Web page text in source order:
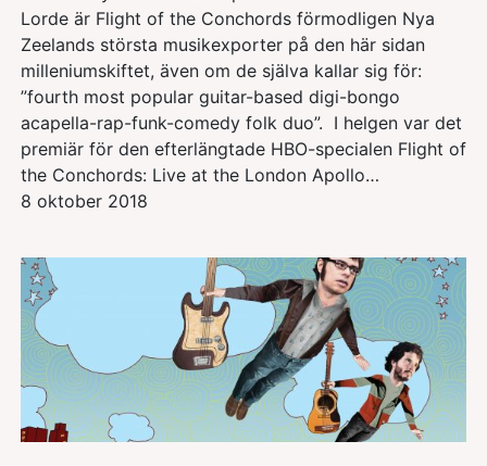
Lorde är Flight of the Conchords förmodligen Nya
Zeelands största musikexporter på den här sidan
milleniumskiftet, även om de själva kallar sig för:
”fourth most popular guitar-based digi-bongo
acapella-rap-funk-comedy folk duo”. I helgen var det
premiär för den efterlängtade HBO-specialen Flight of
the Conchords: Live at the London Apollo…
8 oktober 2018